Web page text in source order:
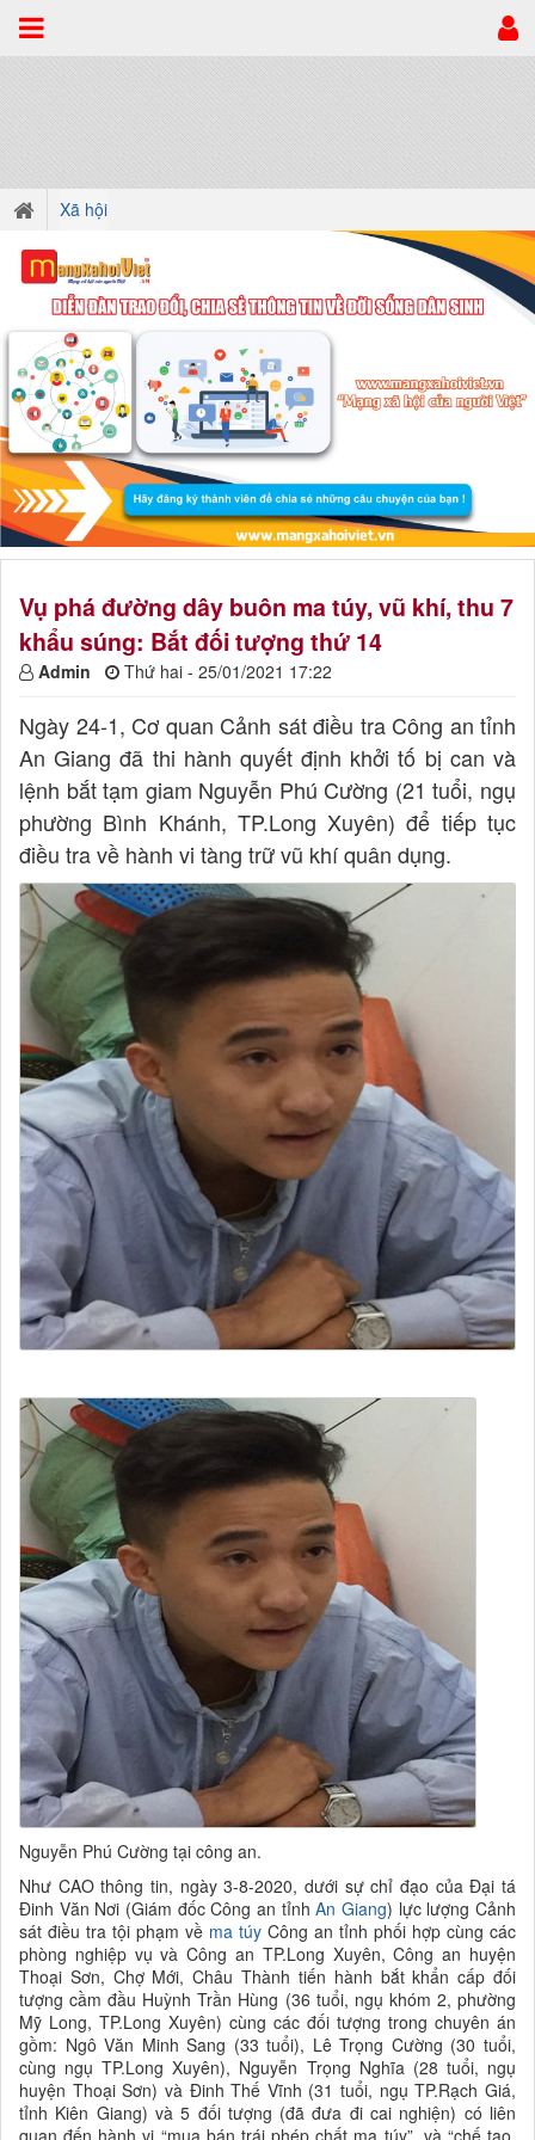
Xã hội
Vụ phá đường dây buôn ma túy, vũ khí, thu 7
khẩu súng: Bắt đối tượng thứ 14
Admin Thứ hai - 25/01/2021 17:22
Ngày 24-1, Cơ quan Cảnh sát điều tra Công an tỉnh
An Giang đã thi hành quyết định khởi tố bị can và
lệnh bắt tạm giam Nguyễn Phú Cường (21 tuổi, ngụ
phường Bình Khánh, TP.Long Xuyên) để tiếp tục
điều tra về hành vi tàng trữ vũ khí quân dụng.
Nguyễn Phú Cường tại công an.
Như CAO thông tin, ngày 3-8-2020, dưới sự chỉ đạo của Đại tá
Đinh Văn Nơi (Giám đốc Công an tỉnhAn Giang) lực lượng Cảnh
sát điều tra tội phạm về ma túy Công an tỉnh phối hợp cùng các
phòng nghiệp vụ và Công an TP.Long Xuyên, Công an huyện
Thoại Sơn, Chợ Mới, Châu Thành tiến hành bắt khẩn cấp đối
tượng cầm đầu Huỳnh Trần Hùng (36 tuổi, ngụ khóm 2, phường
Mỹ Long, TP.Long Xuyên) cùng các đối tượng trong chuyên án
gồm: Ngô Văn Minh Sang (33 tuổi), Lê Trọng Cường (30 tuổi,
cùng ngụ TP.Long Xuyên), Nguyễn Trọng Nghĩa (28 tuổi, ngụ
huyện Thoại Sơn) và Đinh Thế Vĩnh (31 tuổi, ngụ TP.Rạch Giá,
tỉnh Kiên Giang) và 5 đối tượng (đã đưa đi cai nghiện) có liên
quan đến hành vi “mua bán trái phép chất ma túy”, và “chế tạo,